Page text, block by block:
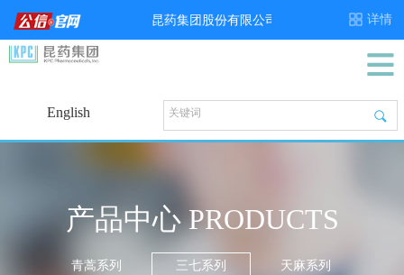
English
产品中心 PRODUCTS
青蒿系列 三七系列 天麻系列